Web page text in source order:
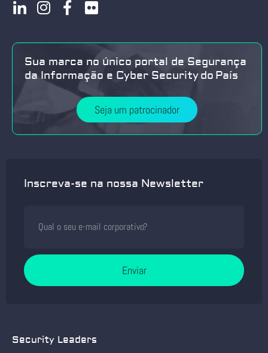
Sua marca no único portal de Segurança
da Informação e Cyber Security do País
Seja um patrocinador
Inscreva-se na nossa Newsletter
Enviar
Security Leaders